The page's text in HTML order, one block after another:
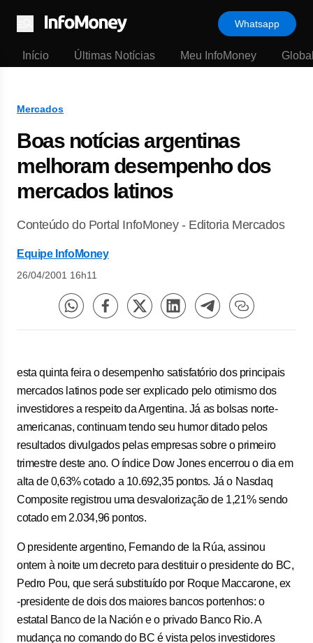
Menu
Whatsapp
Início Últimas Notícias Meu InfoMoney
Mercados
Boas notícias argentinas
melhoram desempenho dos
mercados latinos
Conteúdo do Portal InfoMoney - Editoria Mercados
Equipe InfoMoney
26/04/2001 16h11
esta quinta feira o desempenho satisfatório dos principais
mercados latinos pode ser explicado pelo otimismo dos
investidores a respeito da Argentina. Já as bolsas norte-
americanas, continuam tendo seu humor ditado pelos
resultados divulgados pelas empresas sobre o primeiro
trimestre deste ano. O índice Dow Jones encerrou o dia em
alta de 0,63% cotado a 10.692,35 pontos. Já o Nasdaq
Composite registrou uma desvalorização de 1,21% sendo
cotado em 2.034,96 pontos.
O presidente argentino, Fernando de la Rúa, assinou
ontem à noite um decreto para destituir o presidente do BC,
Pedro Pou, que será substituído por Roque Maccarone, ex
-presidente de dois dos maiores bancos portenhos: o
estatal Banco de la Nación e o privado Banco Rio. A
mudança no comando do BC é vista pelos investidores